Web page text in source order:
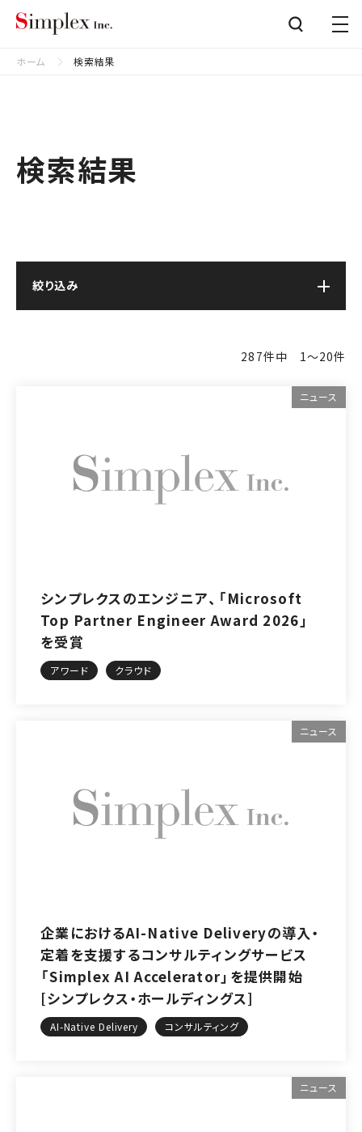
ホーム 検索結果
検索結果
絞り込み
287件中 1〜20件
ニュース
シンプレクスのエンジニア、「Microsoft
Top Partner Engineer Award 2026」
を受賞
アワード クラウド
ニュース
企業におけるAI-Native Deliveryの導入・
定着を支援するコンサルティングサービス
「Simplex AI Accelerator」を提供開始
[シンプレクス・ホールディングス]
AI-Native Delivery コンサルティング
ニュース